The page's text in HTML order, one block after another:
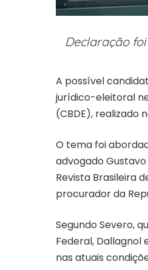
Declaração
A possível
jurídico-eleitoral
(CBDE), realizado
O tema foi
advogado
Revista Brasileira
procurador da
Segundo Severo,
Federal, Dallagnol
nas atuais